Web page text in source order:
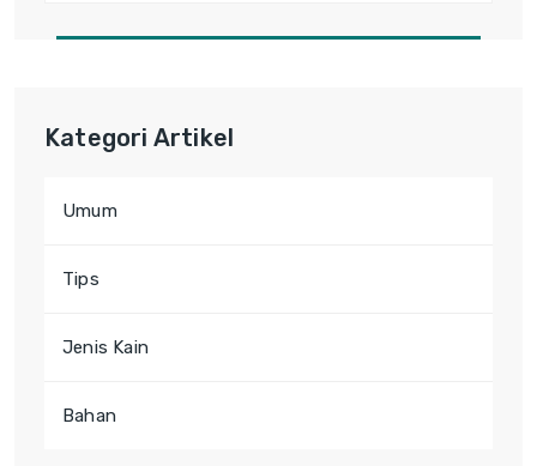
Kategori Artikel
Umum
Tips
Jenis Kain
Bahan